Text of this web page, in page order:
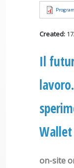
Created:
Il
Wallet
on-site